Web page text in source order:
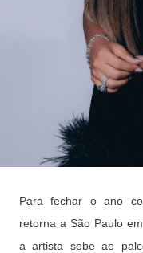
Para fechar o ano
retorna a São Paulo
a artista sobe ao